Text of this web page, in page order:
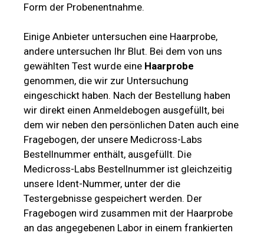
Form der Probenentnahme.
Einige Anbieter untersuchen eine Haarprobe,
andere untersuchen Ihr Blut. Bei dem von uns
gewählten Test wurde eine Haarprobe
genommen, die wir zur Untersuchung
eingeschickt haben. Nach der Bestellung haben
wir direkt einen Anmeldebogen ausgefüllt, bei
dem wir neben den persönlichen Daten auch eine
Fragebogen, der unsere Medicross-Labs
Bestellnummer enthält, ausgefüllt. Die
Medicross-Labs Bestellnummer ist gleichzeitig
unsere Ident-Nummer, unter der die
Testergebnisse gespeichert werden. Der
Fragebogen wird zusammen mit der Haarprobe
an das angegebenen Labor in einem frankierten